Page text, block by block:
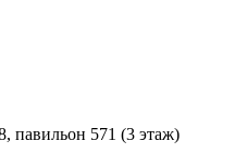
павильон 571 (3 этаж)